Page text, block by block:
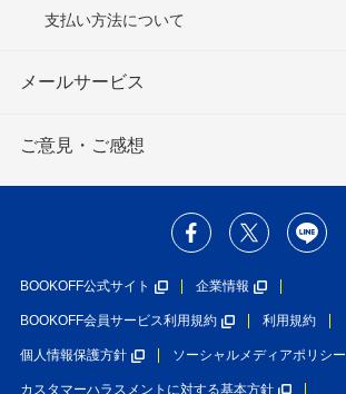
支払い方法について
メールサービス
ご意見・ご感想
BOOKOFF公式サイト 企業情報
BOOKOFF会員サービス利用規約 利用規約
個人情報保護方針 ソーシャルメディアポリシー
カスタマーハラスメントに対する基本方針